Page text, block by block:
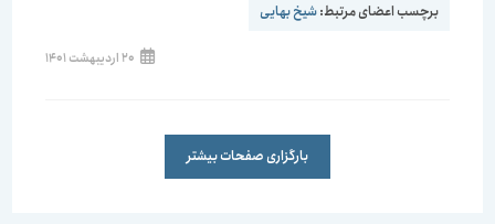
برچسب اعضای مرتبط:شیخ بهایی
20 اردیبهشت 1401
بارگزاری صفحات بیشتر